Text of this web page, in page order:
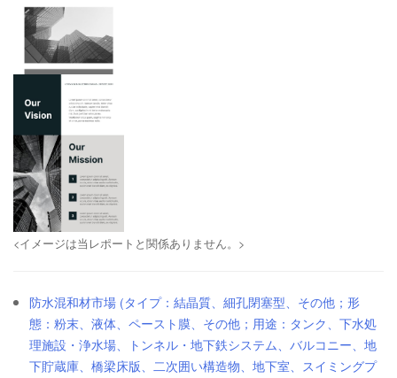
<イメージは当レポートと関係ありません。>
防水混和材市場 (タイプ：結晶質、細孔閉塞型、その他；形
態：粉末、液体、ペースト膜、その他；用途：タンク、下水処
理施設・浄水場、トンネル・地下鉄システム、バルコニー、地
下貯蔵庫、橋梁床版、二次囲い構造物、地下室、スイミングプ